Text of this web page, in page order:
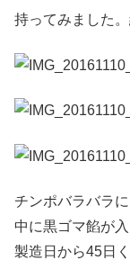
持ってみました
チンポバラバラに
中に黒ゴマ餡が
製造日から45日